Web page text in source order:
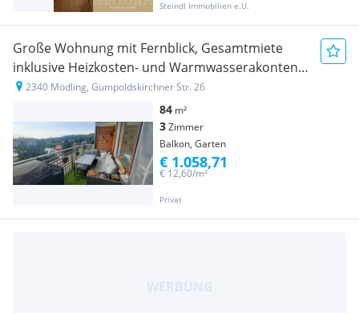
Steindl Immobilien e.U.
Große Wohnung mit Fernblick, Gesamtmiete
inklusive Heizkosten- und Warmwasserakonten;
"warm"!
2340 Mödling, Gumpoldskirchner Str. 26
84 m²
3Zimmer
Balkon, Garten
Privat
€ 12,60/m²
€ 1.058,71